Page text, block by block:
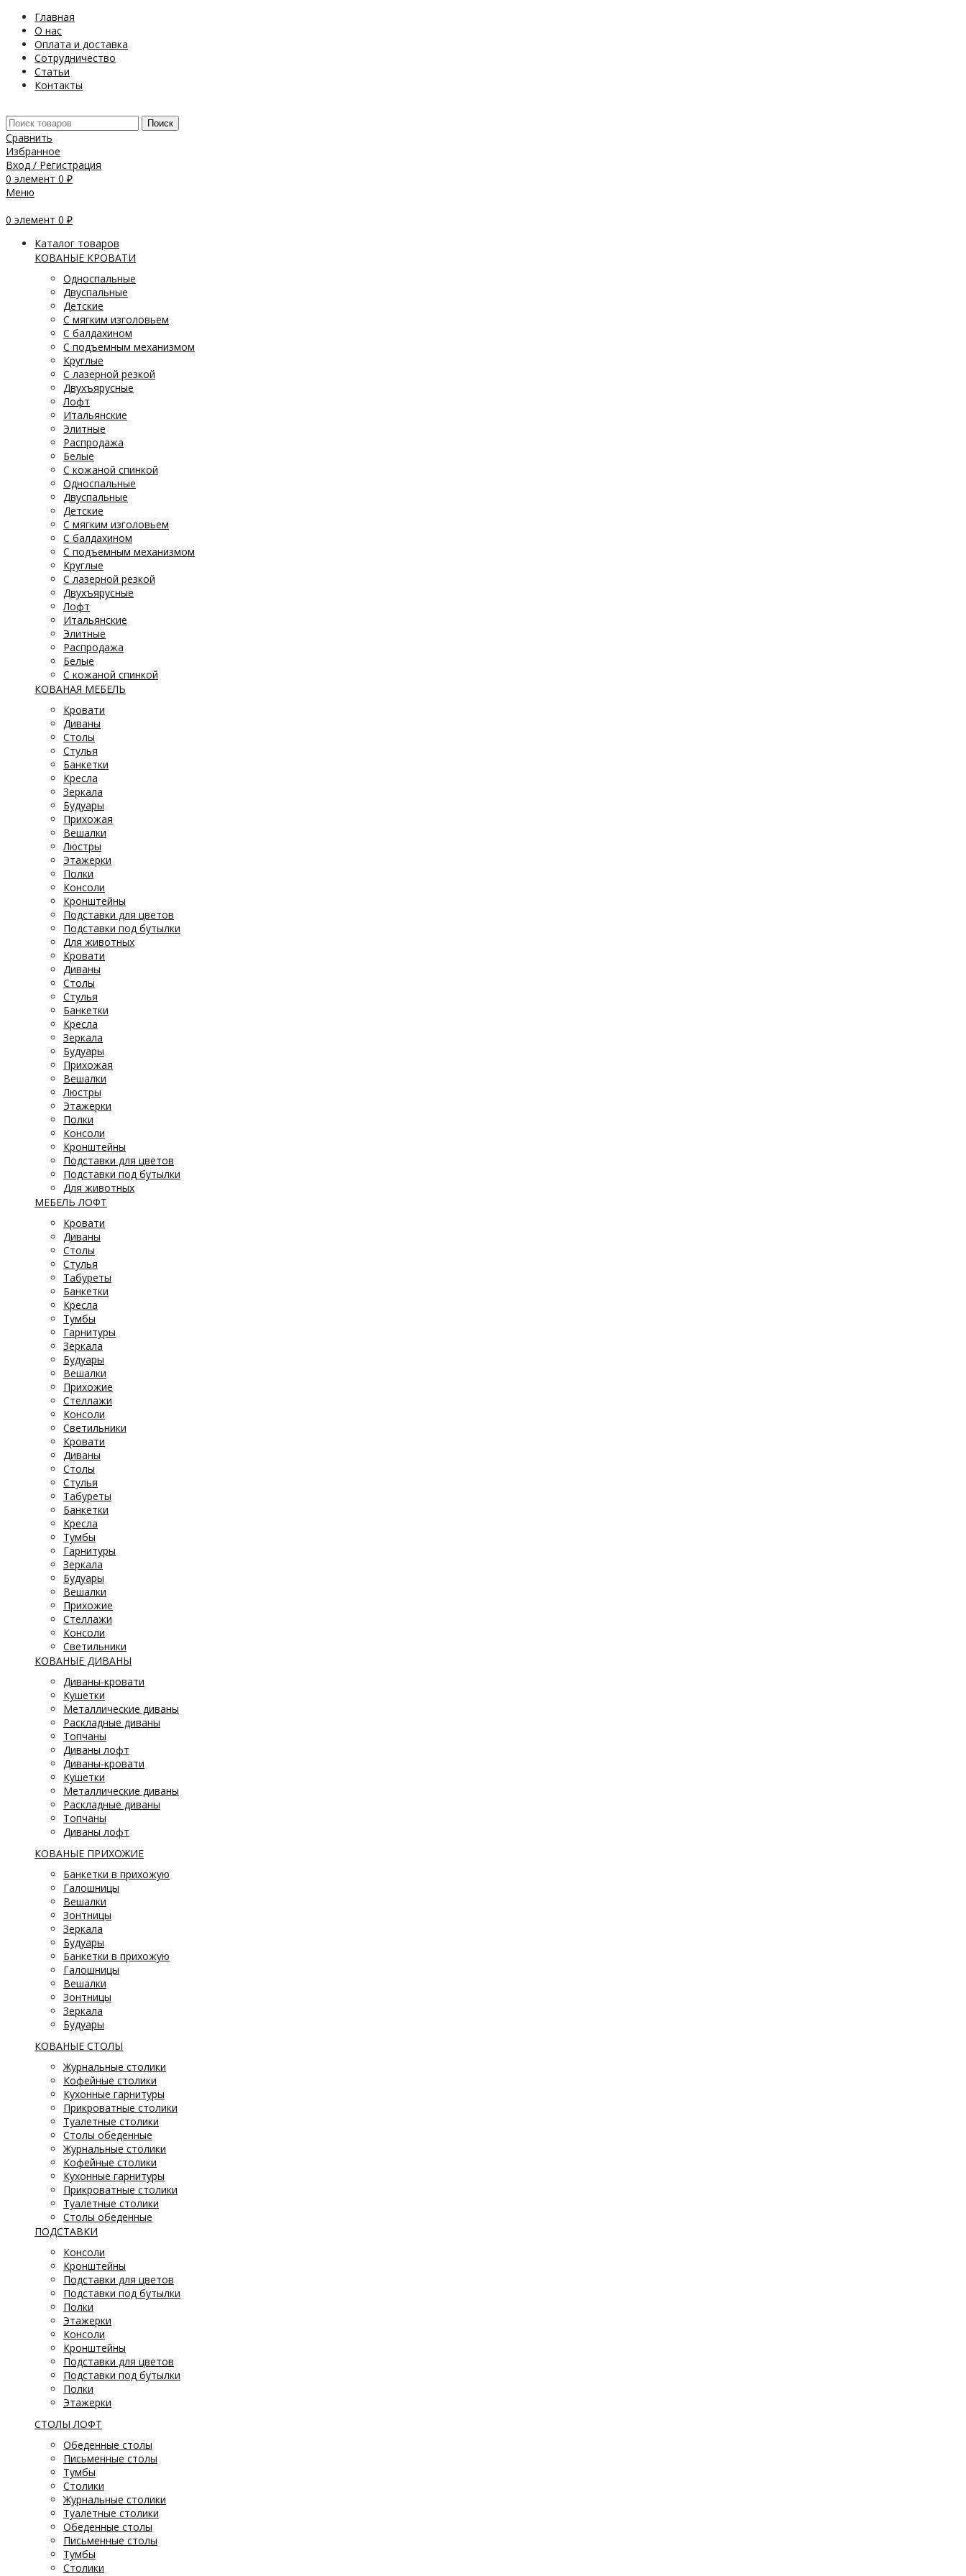
Главная
О нас
Оплата и доставка
Сотрудничество
Статьи
Контакты
Поиск
Сравнить
Избранное
Вход / Регистрация
0 элемент 0 ₽
Меню
0 элемент 0 ₽
Каталог товаров
КОВАНЫЕ КРОВАТИ
Односпальные
Двуспальные
Детские
С мягким изголовьем
С балдахином
С подъемным механизмом
Круглые
С лазерной резкой
Двухъярусные
Лофт
Итальянские
Элитные
Распродажа
Белые
С кожаной спинкой
Односпальные
Двуспальные
Детские
С мягким изголовьем
С балдахином
С подъемным механизмом
Круглые
С лазерной резкой
Двухъярусные
Лофт
Итальянские
Элитные
Распродажа
Белые
С кожаной спинкой
КОВАНАЯ МЕБЕЛЬ
Кровати
Диваны
Столы
Стулья
Банкетки
Кресла
Зеркала
Будуары
Прихожая
Вешалки
Люстры
Этажерки
Полки
Консоли
Кронштейны
Подставки для цветов
Подставки под бутылки
Для животных
Кровати
Диваны
Столы
Стулья
Банкетки
Кресла
Зеркала
Будуары
Прихожая
Вешалки
Люстры
Этажерки
Полки
Консоли
Кронштейны
Подставки для цветов
Подставки под бутылки
Для животных
МЕБЕЛЬ ЛОФТ
Кровати
Диваны
Столы
Стулья
Табуреты
Банкетки
Кресла
Тумбы
Гарнитуры
Зеркала
Будуары
Вешалки
Прихожие
Стеллажи
Консоли
Светильники
Кровати
Диваны
Столы
Стулья
Табуреты
Банкетки
Кресла
Тумбы
Гарнитуры
Зеркала
Будуары
Вешалки
Прихожие
Стеллажи
Консоли
Светильники
КОВАНЫЕ ДИВАНЫ
Диваны-кровати
Кушетки
Металлические диваны
Раскладные диваны
Топчаны
Диваны лофт
Диваны-кровати
Кушетки
Металлические диваны
Раскладные диваны
Топчаны
Диваны лофт
КОВАНЫЕ ПРИХОЖИЕ
Банкетки в прихожую
Галошницы
Вешалки
Зонтницы
Зеркала
Будуары
Банкетки в прихожую
Галошницы
Вешалки
Зонтницы
Зеркала
Будуары
КОВАНЫЕ СТОЛЫ
Журнальные столики
Кофейные столики
Кухонные гарнитуры
Прикроватные столики
Туалетные столики
Столы обеденные
Журнальные столики
Кофейные столики
Кухонные гарнитуры
Прикроватные столики
Туалетные столики
Столы обеденные
ПОДСТАВКИ
Консоли
Кронштейны
Подставки для цветов
Подставки под бутылки
Полки
Этажерки
Консоли
Кронштейны
Подставки для цветов
Подставки под бутылки
Полки
Этажерки
СТОЛЫ ЛОФТ
Обеденные столы
Письменные столы
Тумбы
Столики
Журнальные столики
Туалетные столики
Обеденные столы
Письменные столы
Тумбы
Столики